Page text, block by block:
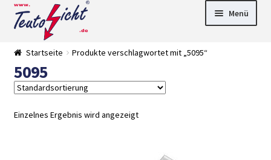
Zur
Navigation
springen
Springe
zum
Menü
►
Startseite Produkte verschlagwortet mit „5095“
5095
Einzelnes Ergebnis wird angezeigt